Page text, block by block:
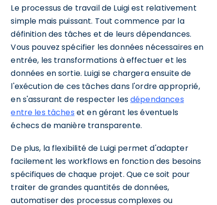
Le processus de travail de Luigi est relativement
simple mais puissant. Tout commence par la
définition des tâches et de leurs dépendances.
Vous pouvez spécifier les données nécessaires en
entrée, les transformations à effectuer et les
données en sortie. Luigi se chargera ensuite de
l'exécution de ces tâches dans l'ordre approprié,
en s'assurant de respecter lesdépendances
entre les tâches et en gérant les éventuels
échecs de manière transparente.
De plus, la flexibilité de Luigi permet d'adapter
facilement les workflows en fonction des besoins
spécifiques de chaque projet. Que ce soit pour
traiter de grandes quantités de données,
automatiser des processus complexes ou